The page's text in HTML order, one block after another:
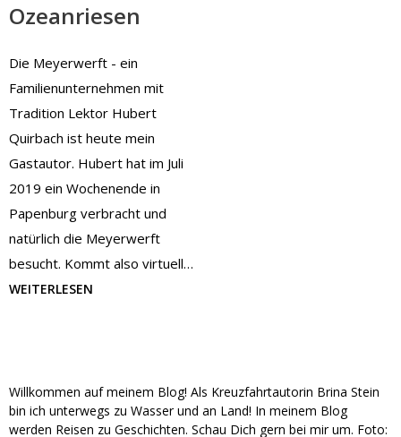
Ozeanriesen
Die Meyerwerft - ein
Familienunternehmen mit
Tradition Lektor Hubert
Quirbach ist heute mein
Gastautor. Hubert hat im Juli
2019 ein Wochenende in
Papenburg verbracht und
natürlich die Meyerwerft
besucht. Kommt also virtuell…
WEITERLESEN
Willkommen auf meinem Blog! Als Kreuzfahrtautorin Brina Stein
bin ich unterwegs zu Wasser und an Land! In meinem Blog
werden Reisen zu Geschichten. Schau Dich gern bei mir um. Foto: